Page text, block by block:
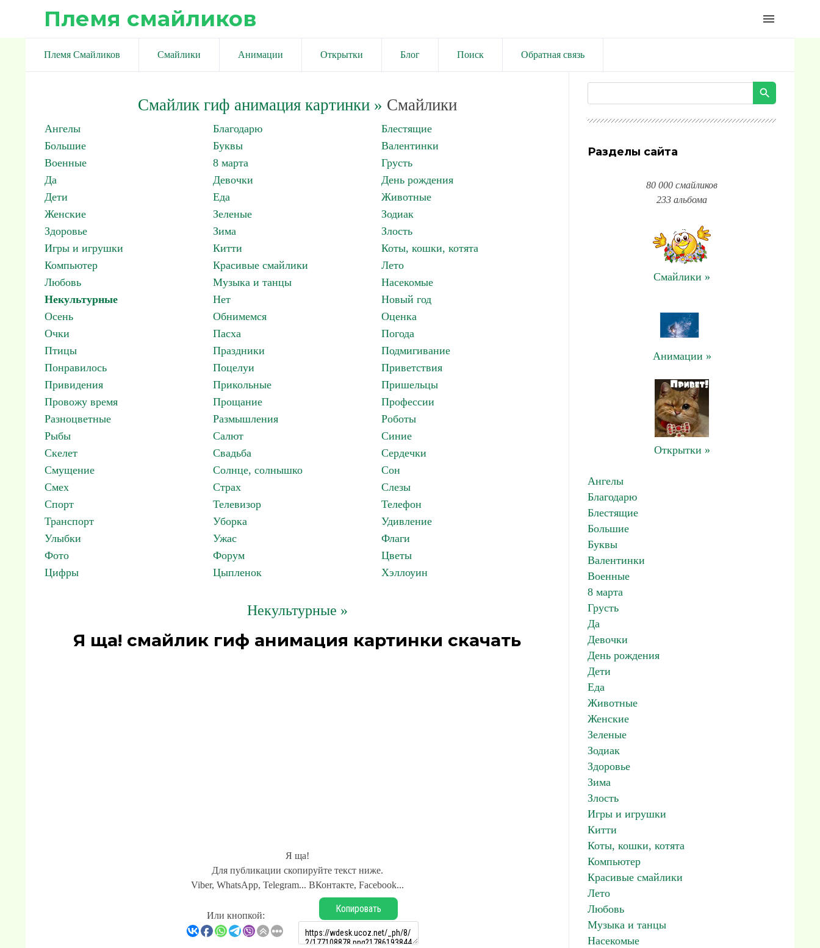
Племя смайликов menu
Племя Смайликов Смайлики Анимации Открытки Блог Поиск Обратная связь
Смайлик гиф анимация картинки» Смайлики
Ангелы Благодарю
Блестящие
Большие
Буквы
Валентинки
Военные
8 марта
Грусть
Да
Девочки
День рождения
Дети
Еда
Животные
Женские
Зеленые
Зодиак
Здоровье
Зима
Злость
Игры и игрушки
Китти
Коты, кошки, котята
Компьютер
Красивые смайлики
Лето
Любовь
Музыка и танцы
Насекомые
Некультурные
Нет
Новый год
Осень
Обнимемся
Оценка
Очки
Пасха
Погода
Птицы
Праздники
Подмигивание
Понравилось
Поцелуи
Приветствия
Привидения
Прикольные
Пришельцы
Провожу время
Прощание
Профессии
Разноцветные
Размышления
Роботы
Рыбы
Салют
Синие
Скелет
Свадьба
Сердечки
Смущение
Солнце, солнышко
Сон
Смех
Страх
Слезы
Спорт
Телевизор
Телефон
Транспорт
Уборка
Удивление
Улыбки
Ужас
Флаги
Фото
Форум
Цветы
Цифры
Цыпленок Хэллоуин
Некультурные »
Я ща! смайлик гиф анимация картинки скачать
Я ща!
Для публикации скопируйте текст ниже.
Viber, WhatsApp, Telegram... ВКонтакте, Facebook...
Или кнопкой:
Копировать
Разделы сайта
80 000 смайликов
233 альбома
Смайлики »
Анимации »
Открытки »
Ангелы
Благодарю
Блестящие
Большие
Буквы
Валентинки
Военные
8 марта
Грусть
Да
Девочки
День рождения
Дети
Еда
Животные
Женские
Зеленые
Зодиак
Здоровье
Зима
Злость
Игры и игрушки
Китти
Коты, кошки, котята
Компьютер
Красивые смайлики
Лето
Любовь
Музыка и танцы
Насекомые